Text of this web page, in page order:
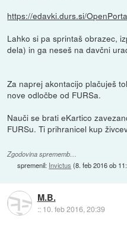
https://edavki.durs.si/
Lahko si pa sprintaš obrazec,
dela) in ga neseš na davčni
Za naprej akontacijo plačuješ
nove odločbe od FURSa.
Nauči se brati eKartico
FURSu. Ti prihranicel kup
Zgodovina sprememb…
spremenil: Invictus (8. feb 2016 ob
M.B.
:: 10. feb 2016, 20:39